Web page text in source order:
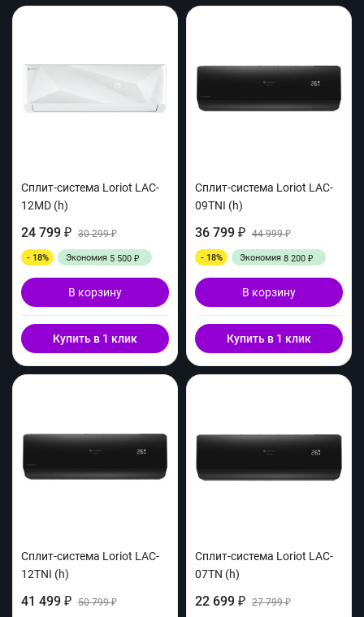
Сплит-система Loriot LAC-
12MD (h)
24 799 ₽ 30 299₽
- 18% Экономия 5 500 ₽
В корзину
Купить в 1 клик
Сплит-система Loriot LAC-
09TNI (h)
36 799 ₽ 44 999₽
- 18% Экономия 8 200 ₽
В корзину
Купить в 1 клик
Сплит-система Loriot LAC-
12TNI (h)
41 499 ₽ 50 799₽
Сплит-система Loriot LAC-
07TN (h)
22 699 ₽ 27 799₽